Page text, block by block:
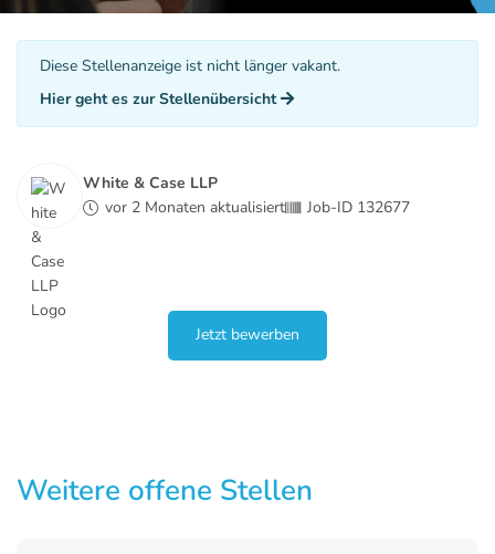
Diese Stellenanzeige ist nicht länger vakant.
Hier geht es zur Stellenübersicht
White & Case LLP
vor 2 Monaten aktualisiert
Job-ID 132677
Jetzt bewerben
Weitere offene Stellen